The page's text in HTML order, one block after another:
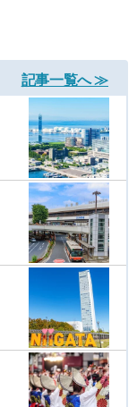
記事一覧へ ≫